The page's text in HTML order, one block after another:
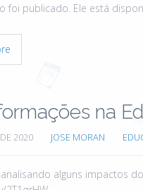
foi publicado. Ele está
na
2020 JOSE MORAN
alguns impactos